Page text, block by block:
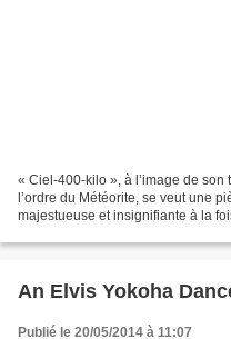
« Ciel-400-kilo », à l’image de
l’ordre du Météorite, se veut une
majestueuse et insignifiante à la
An Elvis Yokoha
Publié le 20/05/2014 à 11:07